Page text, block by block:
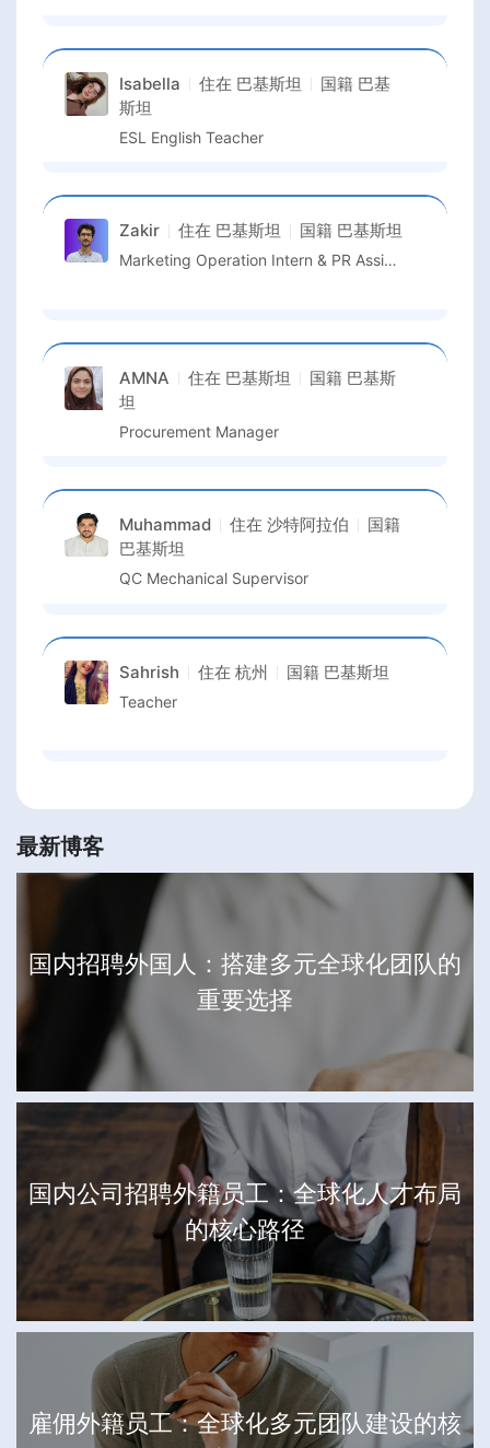
Isabella 住在 巴基斯坦 国籍 巴基
斯坦
ESL English Teacher
Zakir 住在 巴基斯坦 国籍 巴基斯坦
Marketing Operation Intern & PR Assistant
AMNA 住在 巴基斯坦 国籍 巴基斯
坦
Procurement Manager
Muhammad 住在 沙特阿拉伯
国籍
巴基斯坦
QC Mechanical Supervisor
Sahrish 住在 杭州 国籍 巴基斯坦
Teacher
最新博客
国内招聘外国人：搭建多元全球化团队的
重要选择
国内公司招聘外籍员工：全球化人才布局
的核心路径
雇佣外籍员工：全球化多元团队建设的核